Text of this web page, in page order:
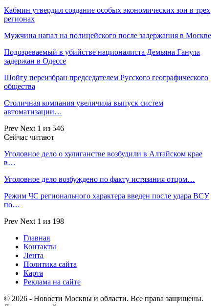
Кабмин утвердил создание особых экономических зон в трех
регионах
Мужчина напал на полицейского после задержания в Москве
Подозреваемый в убийстве националиста Демьяна Ганула
задержан в Одессе
Шойгу переизбран председателем Русского географического
общества
Столичная компания увеличила выпуск систем
автоматизации…
Prev Next 1 из 546
Сейчас читают
Уголовное дело о хулиганстве возбудили в Алтайском крае
в…
Уголовное дело возбуждено по факту истязания отцом…
Режим ЧС регионального характера введен после удара ВСУ
по…
Prev Next 1 из 198
Главная
Контакты
Лента
Политика сайта
Карта
Реклама на сайте
© 2026 - Новости Москвы и области. Все права защищены.